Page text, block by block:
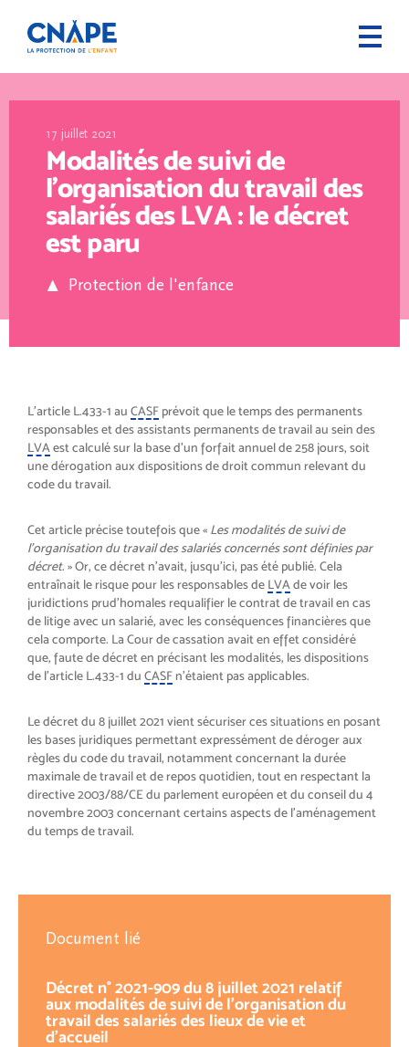
17 juillet 2021
Modalités de suivi de
l’organisation du travail des
salariés des LVA : le décret
est paru
Protection de l'enfance
L’article L.433-1 au CASF prévoit que le temps des permanents
responsables et des assistants permanents de travail au sein des
LVA est calculé sur la base d’un forfait annuel de 258 jours, soit
une dérogation aux dispositions de droit commun relevant du
code du travail.
Cet article précise toutefois que « Les modalités de suivi de
l’organisation du travail des salariés concernés sont définies par
décret. » Or, ce décret n’avait, jusqu’ici, pas été publié. Cela
entraînait le risque pour les responsables de LVA de voir les
juridictions prud’homales requalifier le contrat de travail en cas
de litige avec un salarié, avec les conséquences financières que
cela comporte. La Cour de cassation avait en effet considéré
que, faute de décret en précisant les modalités, les dispositions
de l’article L.433-1 du CASF n’étaient pas applicables.
Le décret du 8 juillet 2021 vient sécuriser ces situations en posant
les bases juridiques permettant expressément de déroger aux
règles du code du travail, notamment concernant la durée
maximale de travail et de repos quotidien, tout en respectant la
directive 2003/88/CE du parlement européen et du conseil du 4
novembre 2003 concernant certains aspects de l’aménagement
du temps de travail.
Document lié
Décret n° 2021-909 du 8 juillet 2021 relatif
aux modalités de suivi de l'organisation du
travail des salariés des lieux de vie et
d'accueil